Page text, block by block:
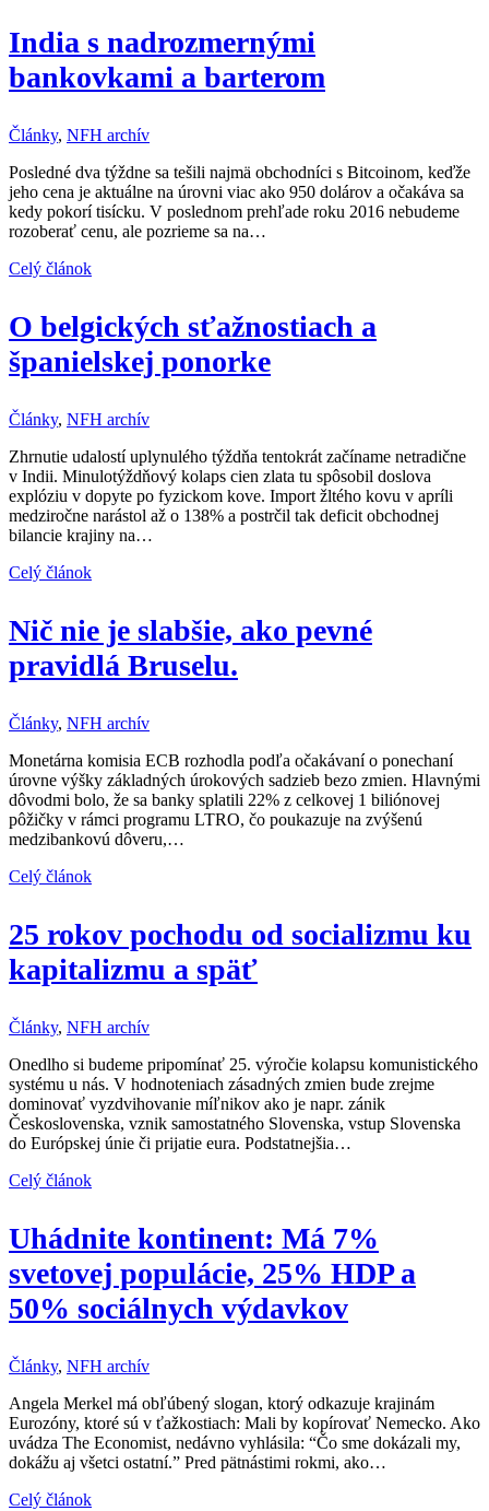
India s nadrozmernými
bankovkami a barterom
Články, NFH archív
Posledné dva týždne sa tešili najmä obchodníci s Bitcoinom, keďže
jeho cena je aktuálne na úrovni viac ako 950 dolárov a očakáva sa
kedy pokorí tisícku. V poslednom prehľade roku 2016 nebudeme
rozoberať cenu, ale pozrieme sa na…
Celý článok
O belgických sťažnostiach a
španielskej ponorke
Články, NFH archív
Zhrnutie udalostí uplynulého týždňa tentokrát začíname netradične
v Indii. Minulotýždňový kolaps cien zlata tu spôsobil doslova
explóziu v dopyte po fyzickom kove. Import žltého kovu v apríli
medziročne narástol až o 138% a postrčil tak deficit obchodnej
bilancie krajiny na…
Celý článok
Nič nie je slabšie, ako pevné
pravidlá Bruselu.
Články, NFH archív
Monetárna komisia ECB rozhodla podľa očakávaní o ponechaní
úrovne výšky základných úrokových sadzieb bezo zmien. Hlavnými
dôvodmi bolo, že sa banky splatili 22% z celkovej 1 biliónovej
pôžičky v rámci programu LTRO, čo poukazuje na zvýšenú
medzibankovú dôveru,…
Celý článok
25 rokov pochodu od socializmu ku
kapitalizmu a späť
Články, NFH archív
Onedlho si budeme pripomínať 25. výročie kolapsu komunistického
systému u nás. V hodnoteniach zásadných zmien bude zrejme
dominovať vyzdvihovanie míľnikov ako je napr. zánik
Československa, vznik samostatného Slovenska, vstup Slovenska
do Európskej únie či prijatie eura. Podstatnejšia…
Celý článok
Uhádnite kontinent: Má 7%
svetovej populácie, 25% HDP a
50% sociálnych výdavkov
Články, NFH archív
Angela Merkel má obľúbený slogan, ktorý odkazuje krajinám
Eurozóny, ktoré sú v ťažkostiach: Mali by kopírovať Nemecko. Ako
uvádza The Economist, nedávno vyhlásila: “Čo sme dokázali my,
dokážu aj všetci ostatní.” Pred pätnástimi rokmi, ako…
Celý článok